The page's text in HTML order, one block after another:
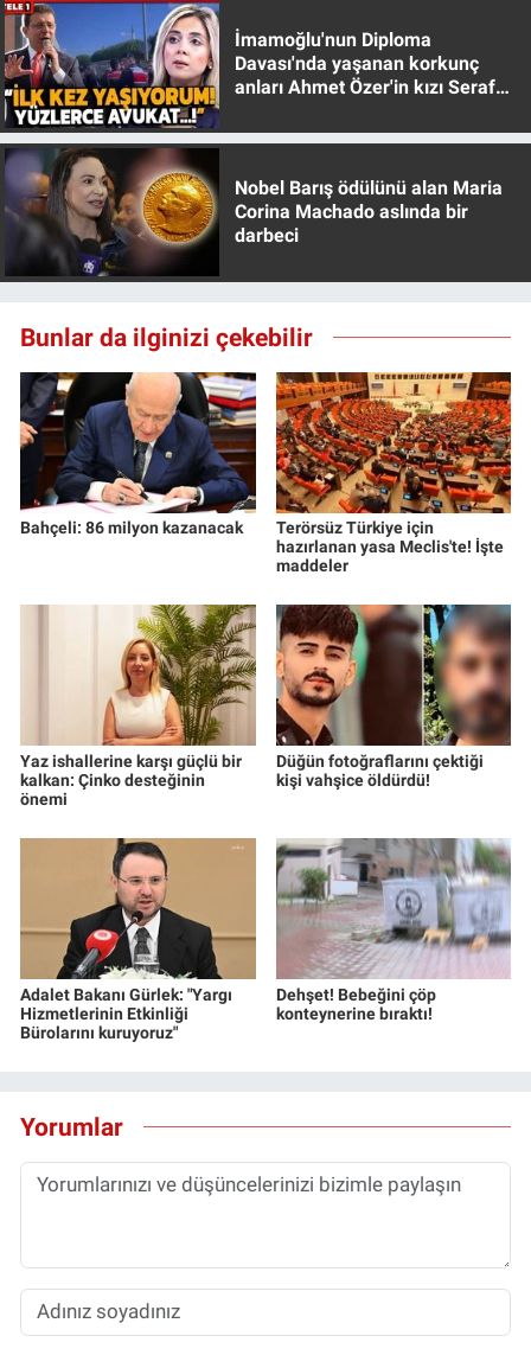
İmamoğlu'nun Diploma
Davası'nda yaşanan korkunç
anları Ahmet Özer'in kızı Seraf
Nobel Barış ödülünü alan Maria
Corina Machado aslında bir
darbeci
Bunlar da ilginizi çekebilir
Bahçeli: 86 milyon kazanacak
Terörsüz Türkiye için
hazırlanan yasa Meclis'te! İşte
maddeler
Yaz ishallerine karşı güçlü bir
kalkan: Çinko desteğinin
önemi
Düğün fotoğraflarını çektiği
kişi vahşice öldürdü!
Adalet Bakanı Gürlek: "Yargı
Hizmetlerinin Etkinliği
Bürolarını kuruyoruz"
Dehşet! Bebeğini çöp
konteynerine bıraktı!
Yorumlar